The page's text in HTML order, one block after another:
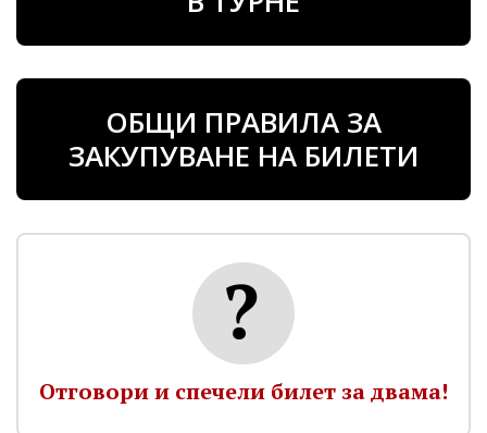
ОБЩИ ПРАВИЛА ЗА
ЗАКУПУВАНЕ НА БИЛЕТИ
Отговори и спечели билет за двама!